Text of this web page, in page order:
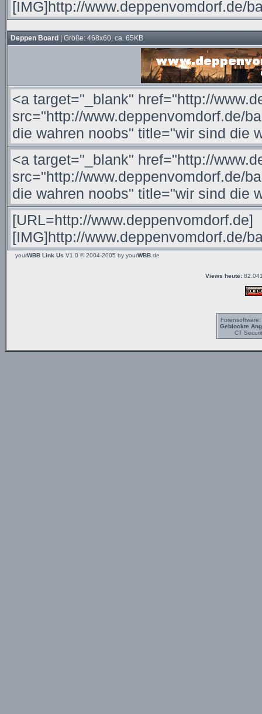
Deppen Board | Größe: 468x60, ca. 65KB
yourWBB Link Us V1.0 © 2004-2005 by yourWBB.de
Views heute:
Forensoftware:
Geblockte
CT